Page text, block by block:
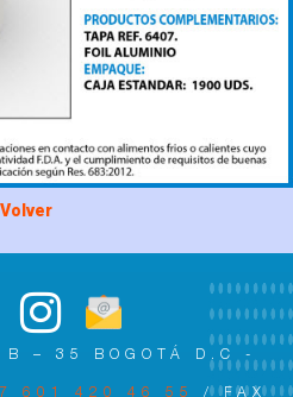
Volver
– 35 BOGOTÁ D.C -
601 420 46 55 / FAX